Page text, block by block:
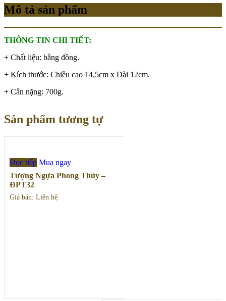
Mô tả sản phẩm
THÔNG TIN CHI TIẾT:
+ Chất liệu: bằng đồng.
+ Kích thước: Chiều cao 14,5cm x Dài 12cm.
+ Cân nặng: 700g.
Sản phẩm tương tự
Đọc tiếp Mua ngay
Tượng Ngựa Phong Thủy –
ĐPT32
Giá bán: Liên hệ